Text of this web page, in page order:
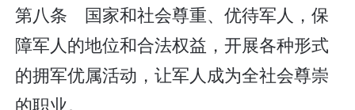
第八条 国家和社会尊重、优待军人，保
障军人的地位和合法权益，开展各种形式
的拥军优属活动，让军人成为全社会尊崇
的职业。